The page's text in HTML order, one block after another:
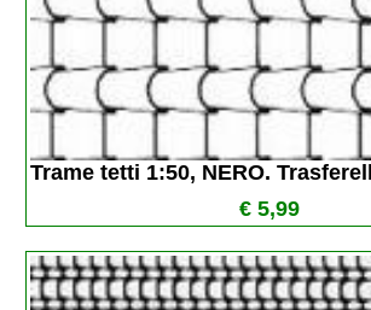
Trame tetti 1:50, NERO.
€ 5,99